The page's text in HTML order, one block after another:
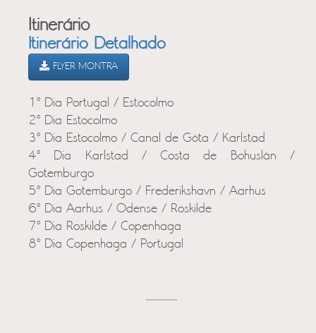
Itinerário
Itinerário Detalhado
FLYER MONTRA
1º Dia Portugal / Estocolmo
2º Dia Estocolmo
3º Dia Estocolmo / Canal de Göta / Karlstad
4º Dia Karlstad / Costa de Bohuslän /
Gotemburgo
5º Dia Gotemburgo / Frederikshavn / Aarhus
6º Dia Aarhus / Odense / Roskilde
7º Dia Roskilde / Copenhaga
8º Dia Copenhaga / Portugal